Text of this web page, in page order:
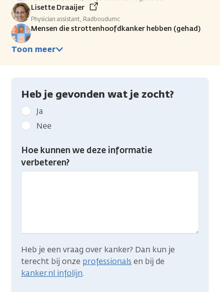
Lisette Draaijer
Physician assistant, Radboudumc
Mensen die strottenhoofdkanker hebben (gehad)
Toon meer
Heb je gevonden wat je zocht?
Geef
kanker.nl
feedback:
Heb
je
gevonden
Ja
Nee
Hoe kunnen we deze informatie
verbeteren?
Heb je een vraag over kanker? Dan kun je
terecht bij onze professionals en bij de
kanker.nl infolijn.